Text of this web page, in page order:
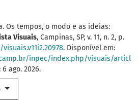
Os tempos, o modo e as ideias:
Visuais, Campinas, SP, v. 11, n. 2, p.
visuais.v11i2.20978. Disponível em:
inpec/index.php/visuais/articl
6 ago. 2026.